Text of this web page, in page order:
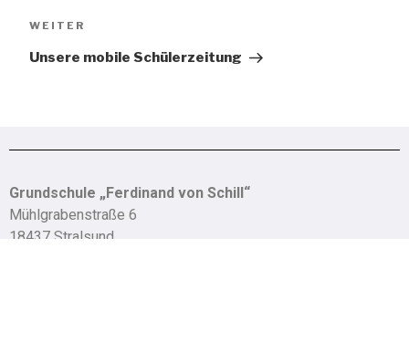
WEITER
Unsere mobile Schülerzeitung
Grundschule „Ferdinand von Schill“
Mühlgrabenstraße 6
18437 Stralsund